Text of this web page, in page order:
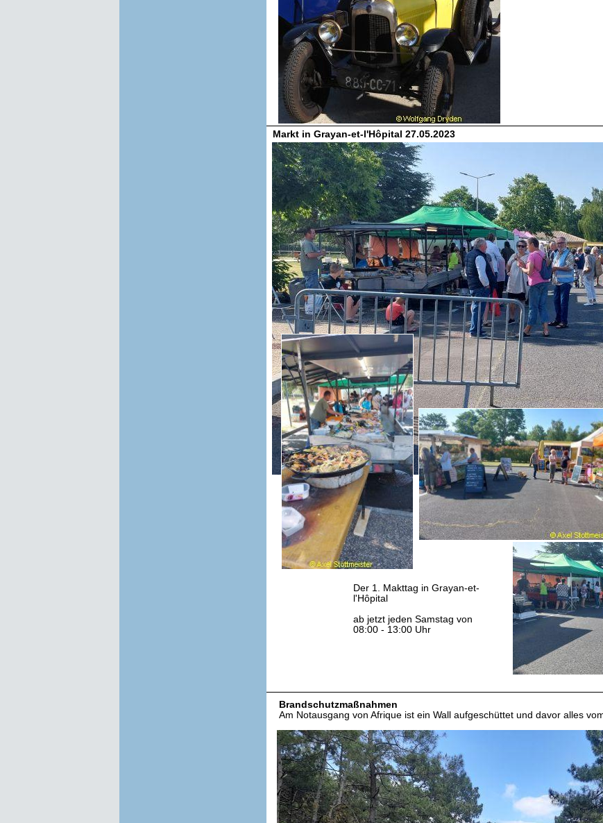
Brandschutzmaßnahmen
Am Notausgang von Afrique ist ein Wall aufgeschüttet und davor alles
Der 1. Makttag in Grayan-et-
l'Hôpital
ab jetzt jeden Samstag von
08:00 - 13:00 Uhr
Markt in Grayan-et-l'Hôpital 27.05.2023